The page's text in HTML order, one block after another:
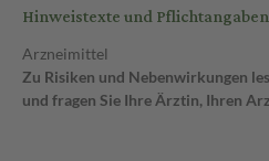
Hinweistexte und Pflichtangaben
Arzneimittel
Zu Risiken und Nebenwirkungen
und fragen Sie Ihre Ärztin, Ihren